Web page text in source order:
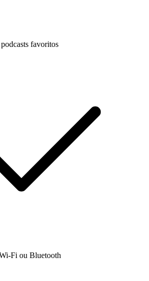
favoritos
Fi ou Bluetooth